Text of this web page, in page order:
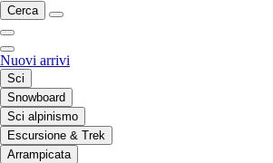
Cerca
Nuovi arrivi
Sci
Snowboard
Sci alpinismo
Escursione & Trek
Arrampicata